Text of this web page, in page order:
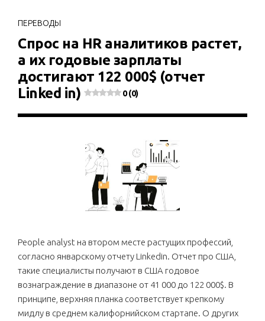
ПЕРЕВОДЫ
Спрос на HR аналитиков растет,
а их годовые зарплаты
достигают 122 000$ (отчет
Linked in)
0 (0)
People analyst на втором месте растущих профессий,
согласно январскому отчету Linkedin. Отчет про США,
такие специалисты получают в США годовое
вознаграждение в диапазоне от 41 000 до 122 000$. В
принципе, верхняя планка соответствует крепкому
мидлу в среднем калифорнийском стартапе. О других